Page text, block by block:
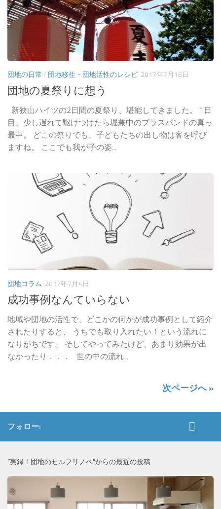
団地の日常 / 団地移住・団地活性のレシピ 2017年7月16日
団地の夏祭りに想う
新狭山ハイツの2日間の夏祭り、堪能してきました。 1日
目、少し遅れて駆けつけたら堀兼中のブラスバンドの真っ
最中。 どこの祭りでも、子どもたちの出し物は客を呼び
ますね。 ここでも我が子の姿...
団地コラム 2017年7月4日
成功事例なんていらない
地域や団地の活性で、どこかの何かが成功事例として紹介
されたりすると、 うちでも取り入れたい！という流れに
なりがちです。 そしてやってみたけど、あまり効果が出
なかったり．．． 世の中の流れ...
次ページへ »
フォロー:
”実録！団地のセルフリノベ”からの最近の投稿